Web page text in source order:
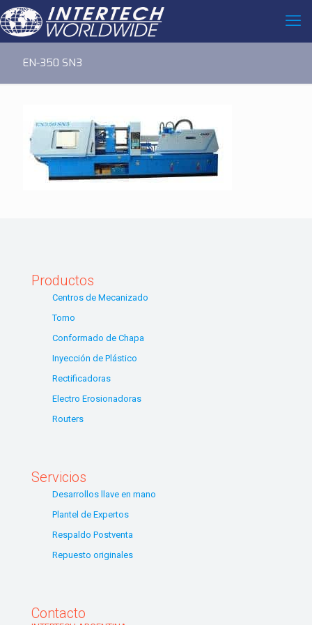
EN-350 SN3
Productos
Centros de Mecanizado
Torno
Conformado de Chapa
Inyección de Plástico
Rectificadoras
Electro Erosionadoras
Routers
Servicios
Desarrollos llave en mano
Plantel de Expertos
Respaldo Postventa
Repuesto originales
Contacto